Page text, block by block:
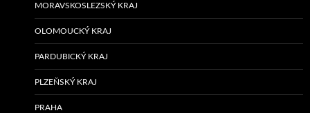
MORAVSKOSLEZSKÝ KRAJ
OLOMOUCKÝ KRAJ
PARDUBICKÝ KRAJ
PLZEŇSKÝ KRAJ
PRAHA